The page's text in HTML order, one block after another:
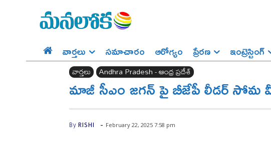
వార్తలు సమాచారం ఆరోగ్యం ప్రేర‌ణ‌ ఇంట్రెస్టింగ్‌
వార్తలు Andhra Pradesh - ఆంధ్ర ప్రదేశ్‌
మాజీ సీఎం జగన్ పై బీజేపీ లీడర్ సోమ
By RISHI - February 22, 2025 7:58 pm